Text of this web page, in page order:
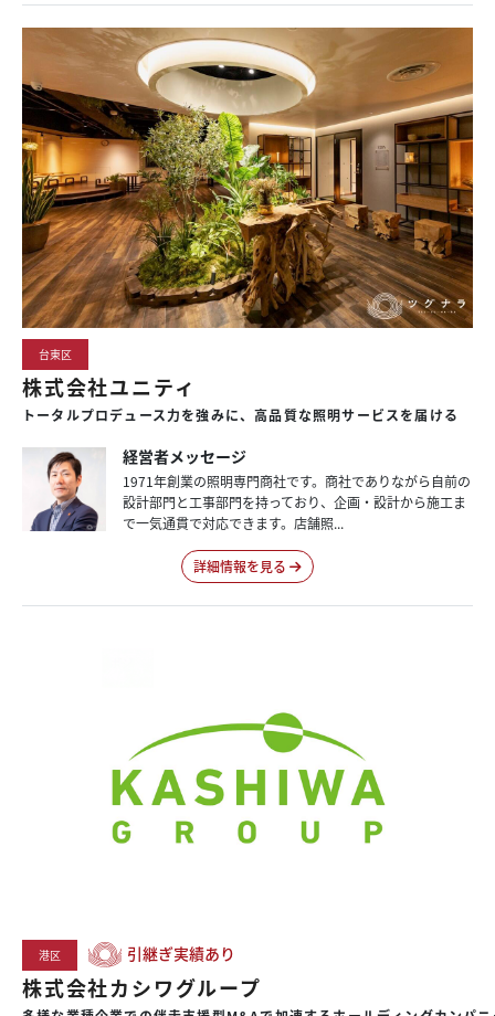
台東区
株式会社ユニティ
トータルプロデュース力を強みに、高品質な照明サービスを届ける
経営者メッセージ
1971年創業の照明専門商社です。商社でありながら自前の
設計部門と工事部門を持っており、企画・設計から施工ま
で一気通貫で対応できます。店舗照...
詳細情報を見る
港区 引継ぎ実績あり
株式会社カシワグループ